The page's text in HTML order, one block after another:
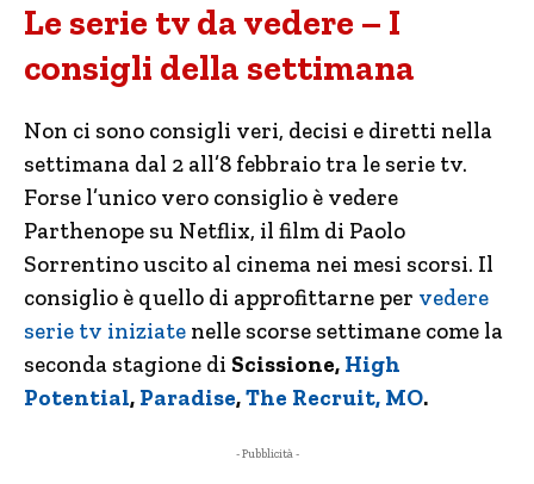
Le serie tv da vedere – I
consigli della settimana
Non ci sono consigli veri, decisi e diretti nella
settimana dal 2 all’8 febbraio tra le serie tv.
Forse l’unico vero consiglio è vedere
Parthenope su Netflix, il film di Paolo
Sorrentino uscito al cinema nei mesi scorsi. Il
consiglio è quello di approfittarne per vedere
serie tv iniziate nelle scorse settimane come la
seconda stagione di Scissione, High
Potential, Paradise,The Recruit, MO.
- Pubblicità -